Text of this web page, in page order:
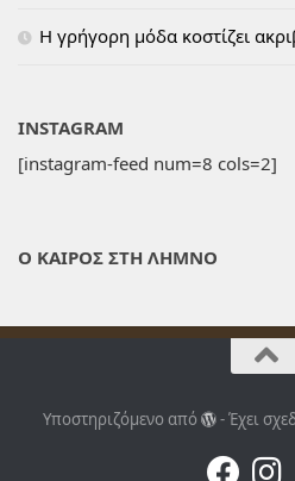
H γρήγορη μόδα κοστίζει
INSTAGRAM
[instagram-feed num=8 cols=2]
Ο ΚΑΙΡΟΣ ΣΤΗ ΛΗΜΝΟ
Υποστηριζόμενο από - Έχει